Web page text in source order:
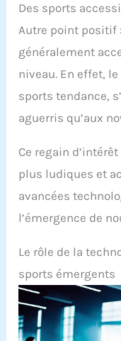
Des sports
Autre point positif
généralement
niveau. En effet,
sports tendance,
aguerris qu’aux
Ce regain
plus ludiques et
avancées
l’émergence de
Le rôle de la
sports émergents